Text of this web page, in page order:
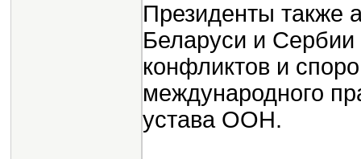
Президенты также
Беларуси и
конфликтов и
международного
устава ООН.